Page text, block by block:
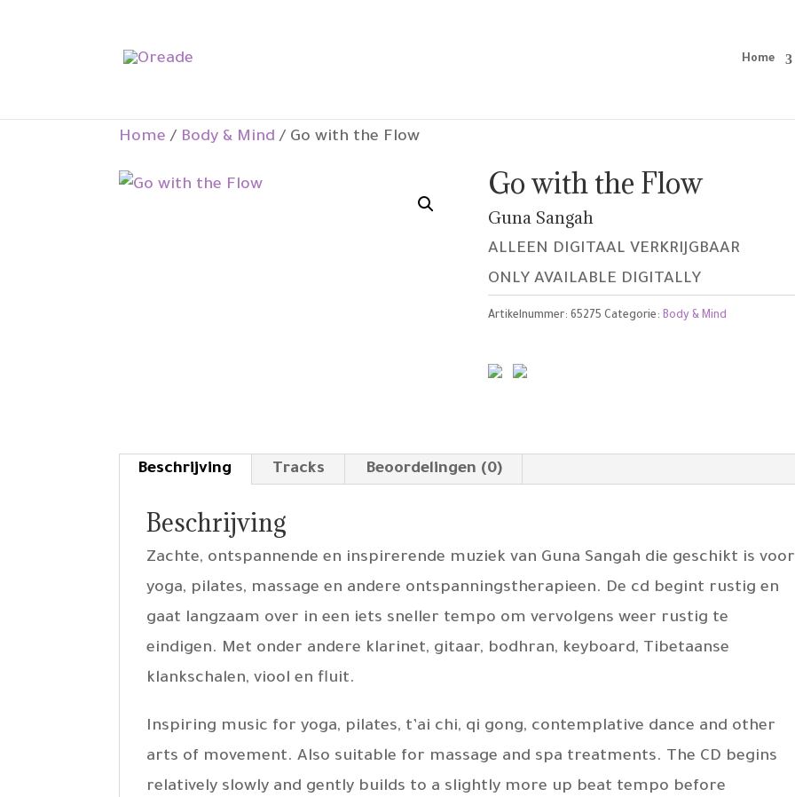
Home
Home / Body & Mind / Go with the Flow
Go with the Flow
Guna Sangah
ALLEEN DIGITAAL VERKRIJGBAAR
ONLY AVAILABLE DIGITALLY
Artikelnummer: 65275 Categorie: Body & Mind
Beschrijving Tracks Beoordelingen (0)
Beschrijving
Zachte, ontspannende en inspirerende muziek van Guna Sangah die geschikt is voor
yoga, pilates, massage en andere ontspanningstherapieen. De cd begint rustig en
gaat langzaam over in een iets sneller tempo om vervolgens weer rustig te
eindigen. Met onder andere klarinet, gitaar, bodhran, keyboard, Tibetaanse
klankschalen, viool en fluit.
Inspiring music for yoga, pilates, t’ai chi, qi gong, contemplative dance and other
arts of movement. Also suitable for massage and spa treatments. The CD begins
relatively slowly and gently builds to a slightly more up beat tempo before